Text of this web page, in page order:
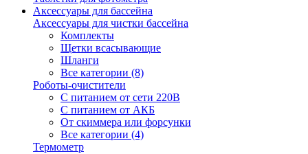
Аксессуары для бассейна
Аксессуары для чистки бассейна
Комплекты
Щетки всасывающие
Шланги
Все категории (8)
Роботы-очистители
С питанием от сети 220В
С питанием от АКБ
От скиммера или форсунки
Все категории (4)
Термометр